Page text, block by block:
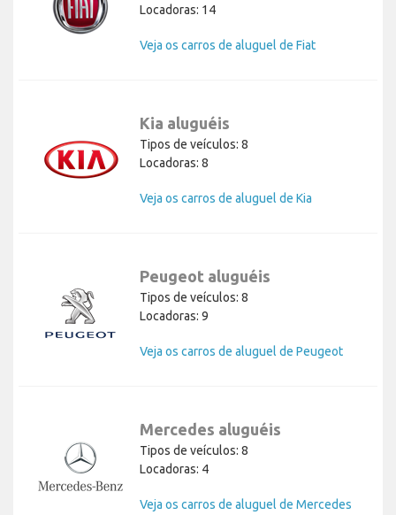
Locadoras: 14
Veja os carros de aluguel de Fiat
Kia aluguéis
Tipos de veículos: 8
Locadoras: 8
Veja os carros de aluguel de Kia
Peugeot aluguéis
Tipos de veículos: 8
Locadoras: 9
Veja os carros de aluguel de Peugeot
Mercedes aluguéis
Tipos de veículos: 8
Locadoras: 4
Veja os carros de aluguel de Mercedes